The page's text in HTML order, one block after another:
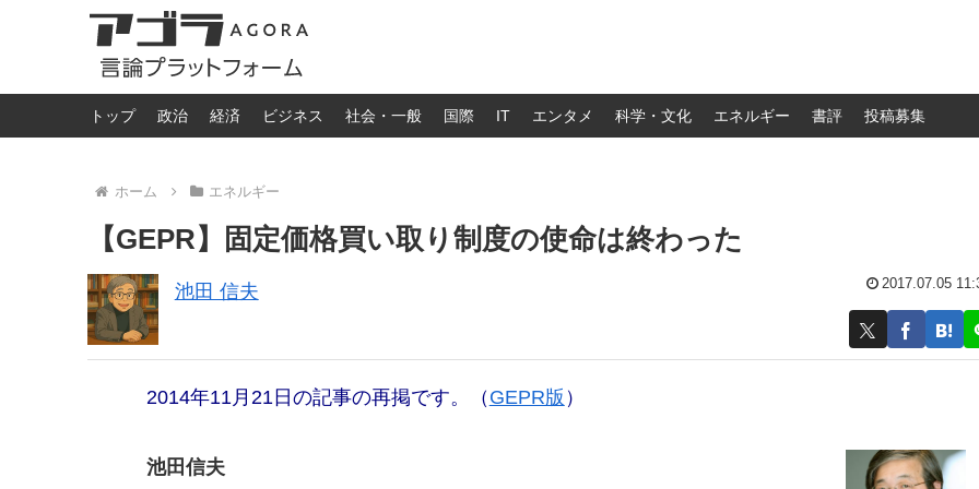
トップ 政治 経済 ビジネス 社会・一般 国際 IT エンタメ 科学・文化 エネルギー 書評 投稿募集
ホーム エネルギー
【GEPR】固定価格買い取り制度の使命は終わった
池田 信夫 2017.07.05
2014年11月21日の記事の再掲です。（ GEPR版 ）
池田信夫